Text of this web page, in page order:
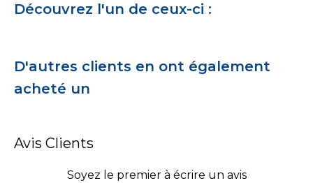
Découvrez l'un de ceux-ci :
D'autres clients en ont également
acheté un
Avis Clients
Soyez le premier à écrire un avis